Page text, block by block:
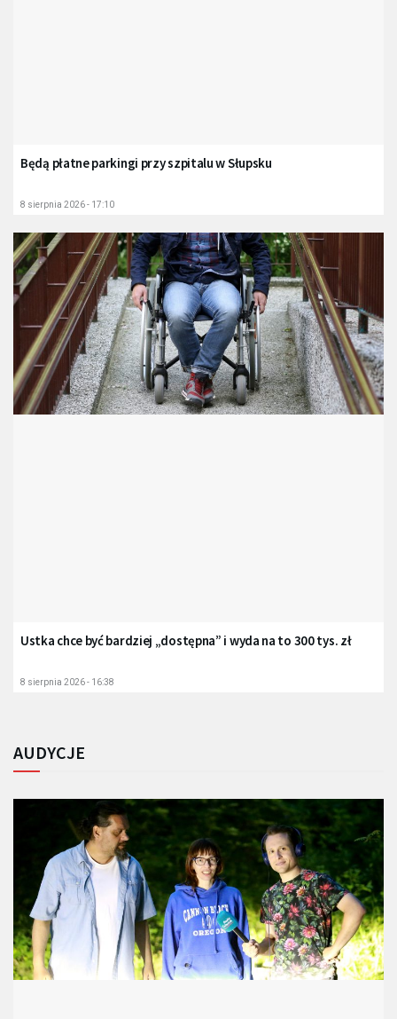
Będą płatne parkingi przy szpitalu w Słupsku
8 sierpnia 2026 - 17:10
Ustka chce być bardziej „dostępna” i wyda na to 300 tys. zł
8 sierpnia 2026 - 16:38
AUDYCJE